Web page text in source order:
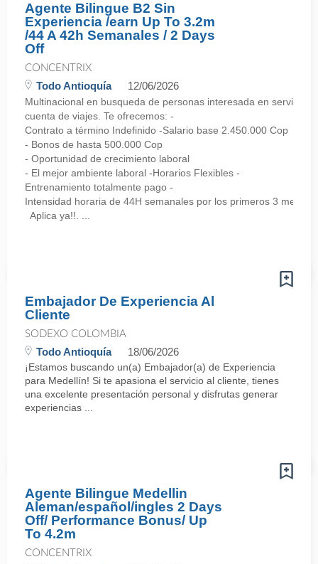
Agente Bilingue B2 Sin
Experiencia /earn Up To 3.2m
/44 A 42h Semanales / 2 Days
Off
CONCENTRIX
Todo Antioquía 12/06/2026
Multinacional en busqueda de personas interesada en servicio
cuenta de viajes. Te ofrecemos: -
Contrato a término Indefinido -Salario base 2.450.000 Cop
- Bonos de hasta 500.000 Cop
- Oportunidad de crecimiento laboral
- El mejor ambiente laboral -Horarios Flexibles -
Entrenamiento totalmente pago -
Intensidad horaria de 44H semanales por los primeros 3
Aplica ya!!. ...
Embajador De Experiencia Al
Cliente
SODEXO COLOMBIA
Todo Antioquía 18/06/2026
¡Estamos buscando un(a) Embajador(a) de Experiencia
para Medellín! Si te apasiona el servicio al cliente, tienes
una excelente presentación personal y disfrutas generar
experiencias ...
Agente Bilingue Medellin
Aleman/español/ingles 2 Days
Off/ Performance Bonus/ Up
To 4.2m
CONCENTRIX